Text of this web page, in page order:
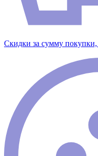
Скидки за сумму покупки,